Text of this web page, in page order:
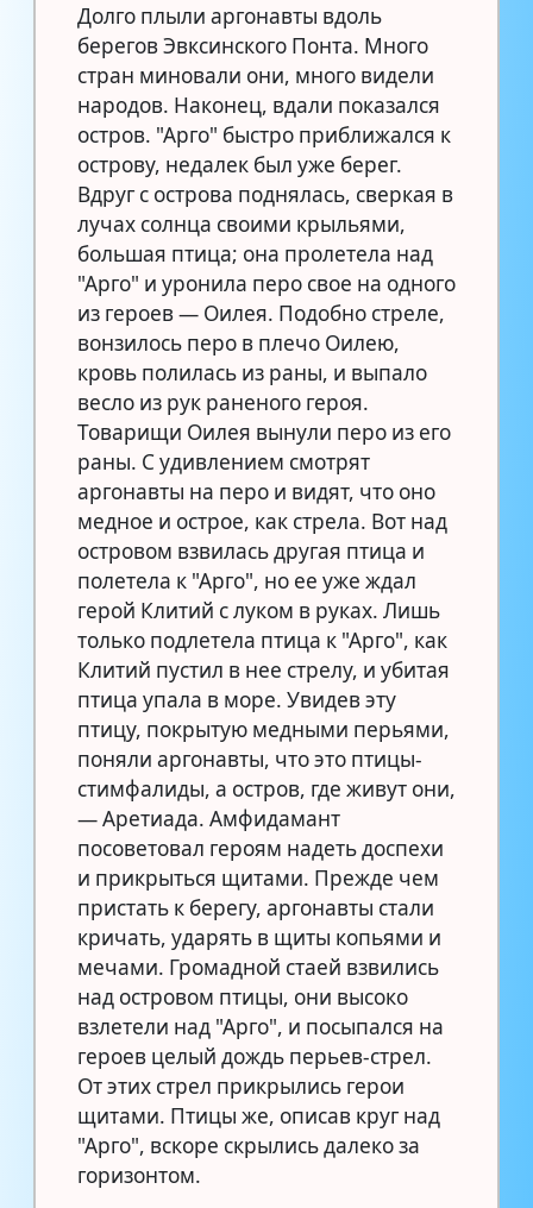
Долго плыли аргонавты вдоль
берегов Эвксинского Понта. Много
стран миновали они, много видели
народов. Наконец, вдали показался
остров. "Арго" быстро приближался к
острову, недалек был уже берег.
Вдруг с острова поднялась, сверкая в
лучах солнца своими крыльями,
большая птица; она пролетела над
"Арго" и уронила перо свое на одного
из героев — Оилея. Подобно стреле,
вонзилось перо в плечо Оилею,
кровь полилась из раны, и выпало
весло из рук раненого героя.
Товарищи Оилея вынули перо из его
раны. С удивлением смотрят
аргонавты на перо и видят, что оно
медное и острое, как стрела. Вот над
островом взвилась другая птица и
полетела к "Арго", но ее уже ждал
герой Клитий с луком в руках. Лишь
только подлетела птица к "Арго", как
Клитий пустил в нее стрелу, и убитая
птица упала в море. Увидев эту
птицу, покрытую медными перьями,
поняли аргонавты, что это птицы-
стимфалиды, а остров, где живут они,
— Аретиада. Амфидамант
посоветовал героям надеть доспехи
и прикрыться щитами. Прежде чем
пристать к берегу, аргонавты стали
кричать, ударять в щиты копьями и
мечами. Громадной стаей взвились
над островом птицы, они высоко
взлетели над "Арго", и посыпался на
героев целый дождь перьев-стрел.
От этих стрел прикрылись герои
щитами. Птицы же, описав круг над
"Арго", вскоре скрылись далеко за
горизонтом.